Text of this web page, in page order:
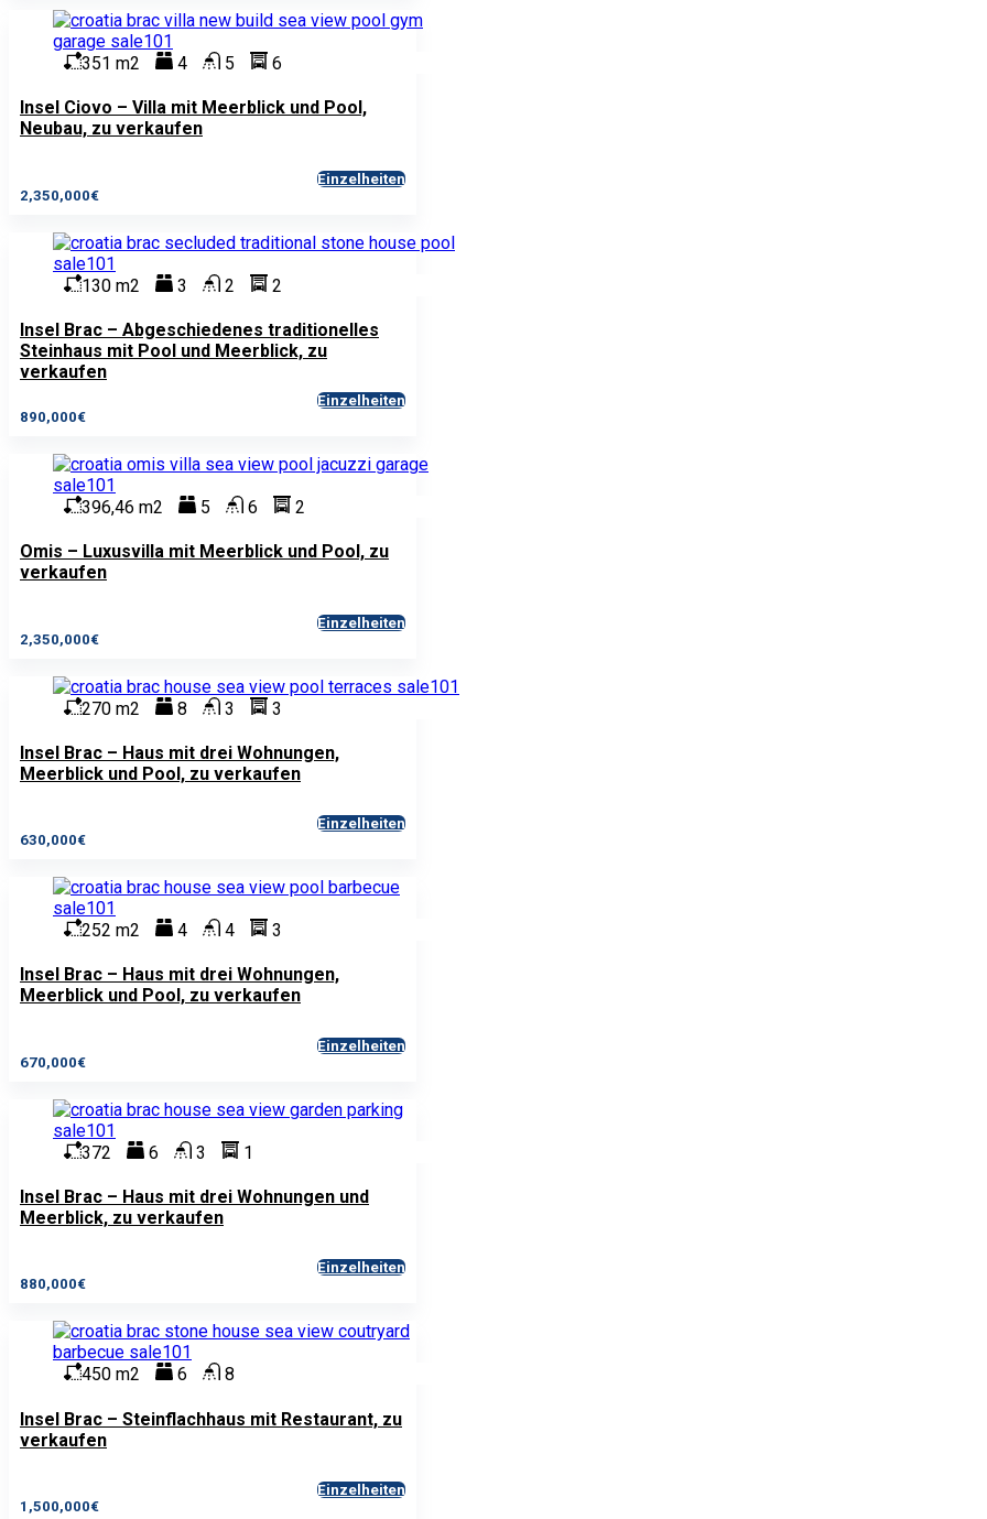
351 m2 4 5 6
Insel Ciovo – Villa mit Meerblick und Pool,
Neubau, zu verkaufen
2,350,000€
Einzelheiten
130 m2 3 2 2
Insel Brac – Abgeschiedenes traditionelles
Steinhaus mit Pool und Meerblick, zu
verkaufen
890,000€
Einzelheiten
396,46 m2 5 6 2
Omis – Luxusvilla mit Meerblick und Pool, zu
verkaufen
2,350,000€
Einzelheiten
270 m2 8 3 3
Insel Brac – Haus mit drei Wohnungen,
Meerblick und Pool, zu verkaufen
630,000€
Einzelheiten
252 m2 4 4 3
Insel Brac – Haus mit drei Wohnungen,
Meerblick und Pool, zu verkaufen
670,000€
Einzelheiten
372 6 3 1
Insel Brac – Haus mit drei Wohnungen und
Meerblick, zu verkaufen
880,000€
Einzelheiten
450 m2 6 8
Insel Brac – Steinflachhaus mit Restaurant, zu
verkaufen
1,500,000€
Einzelheiten